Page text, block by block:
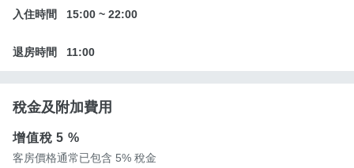
入住時間 15:00 ~ 22:00
退房時間 11:00
稅金及附加費用
增值稅5 %
客房價格通常已包含 5% 稅金